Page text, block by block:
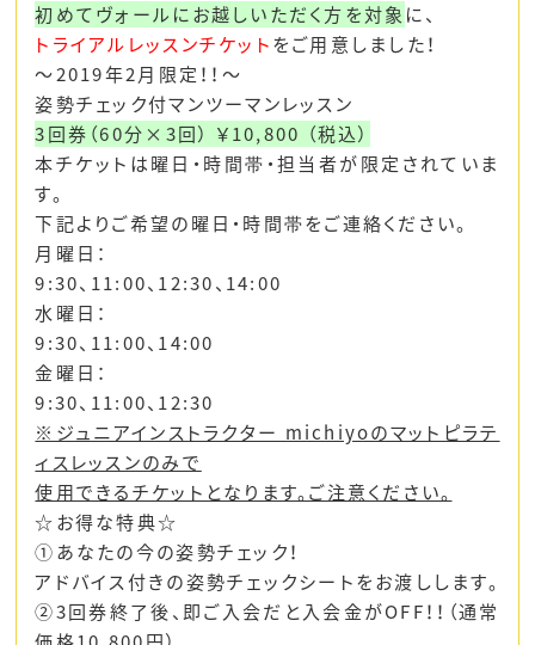
初めてヴォールにお越しいただく方を対象 に、
トライアルレッスンチケットをご用意しました！
～2019年2月限定！！〜
姿勢チェック付マンツーマンレッスン
3回券（60分×3回） ￥10,800 （税込）
本チケットは曜日・時間帯・担当者が限定されていま
す。
下記よりご希望の曜日・時間帯をご連絡ください。
月曜日：
9:30、11:00、12:30、14:00
水曜日：
9:30、11:00、14:00
金曜日：
9:30、11:00、12:30
※ジュニアインストラクター michiyoのマットピラテ
ィスレッスンのみで
使用できるチケットとなります。ご注意ください。
☆お得な特典☆
①あなたの今の姿勢チェック！
アドバイス付きの姿勢チェックシートをお渡しします。
②3回券終了後、即ご入会だと入会金がOFF！！（通常